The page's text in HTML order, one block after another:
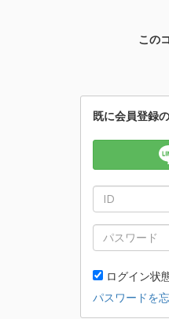
この
既に会員登録
ログイン状
パスワードを